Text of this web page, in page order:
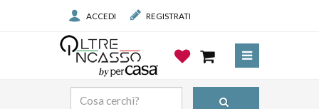
ACCEDI REGISTRATI